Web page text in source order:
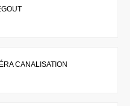
CANALISATION